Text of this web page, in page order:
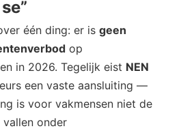
één ding: er is geen
op
in 2026. Tegelijk eist NEN
een vaste aansluiting —
is voor vakmensen niet de
vallen onder